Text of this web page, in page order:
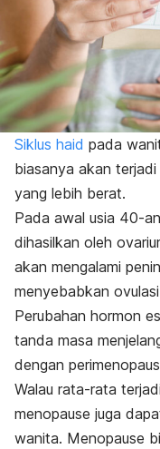
Siklus haid pada
biasanya akan
yang lebih berat.
Pada awal usia 40-
dihasilkan oleh
akan mengalami
menyebabkan
Perubahan hormon
tanda masa
dengan
Walau rata-rata
menopause juga
wanita. Menopause